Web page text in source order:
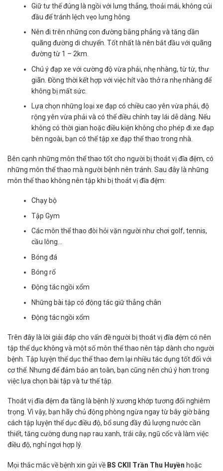
Giữ tư thế đúng là ngồi với lưng thẳng, thoải mái, không cúi
đầu để tránh lệch vẹo lưng hông.
Nên đi trên những con đường bằng phẳng và tăng dần
quãng đường di chuyển. Tốt nhất là nên bắt đầu với quãng
đường từ 1 – 2km.
Chú ý đạp xe với cường độ vừa phải, nhẹ nhàng, từ từ, thư
giãn. Đồng thời kết hợp với việc hít vào thở ra nhẹ nhàng để
không bị mất sức.
Lựa chọn những loại xe đạp có chiều cao yên vừa phải, độ
rộng yên vừa phải và có thể điều chỉnh tay lái dễ dàng. Nếu
không có thời gian hoặc điều kiện không cho phép đi xe đạp
bên ngoài, bạn có thể tập xe đạp thể thao trong nhà.
Bên cạnh những môn thể thao tốt cho người bị thoát vị đĩa đệm, có
những môn thể thao mà người bệnh nên tránh. Sau đây là những
môn thể thao không nên tập khi bị thoát vị đĩa đệm:
Chạy bộ
Tập Gym
Các môn thể thao đòi hỏi vặn người như chơi golf, tennis,
cầu lông…
Bóng đá
Bóng rổ
Động tác ngồi xổm
Những bài tập có động tác giữ thẳng chân
Động tác ngồi xổm
Trên đây là lời giải đáp cho vấn đề người bị thoát vị đĩa đệm có nên
tập thể dục không và một số môn thể thao nên tập dành cho người
bệnh. Tập luyện thể dục thể thao đem lại nhiều tác dụng tốt đối với
cơ thể. Nhưng để đảm bảo an toàn, bạn cũng nên chú ý hơn trong
việc lựa chọn bài tập và tư thế tập.
Thoát vị đĩa đệm đa tầng là bệnh lý xương khớp tương đối nghiêm
trọng. Vì vậy, bạn hãy chủ động phòng ngừa ngay từ bây giờ bằng
cách tập luyện thể dục điều độ, bổ sung đầy đủ lượng nước cần
thiết, tăng cường dung nạp rau xanh, trái cây, ngũ cốc và làm việc
điều độ, nghỉ ngơi hợp lý.
Mọi thắc mắc về bệnh xin gửi về BS CKII Trần Thu Huyền hoặc